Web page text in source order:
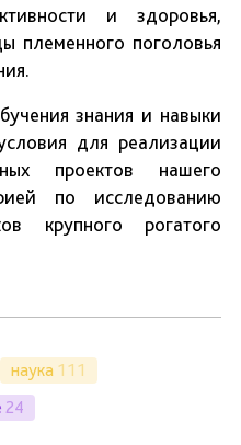
и здоровья,
племенного поголовья
знания и навыки
для реализации
проектов нашего
по исследованию
крупного рогатого
наука 111
24